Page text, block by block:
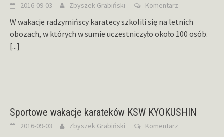
2016-09-03 Zbyszek Grabiński Komentarz
W wakacje radzymińscy karatecy szkolili się na letnich
obozach, w których w sumie uczestniczyło około 100 osób.
[...]
Sportowe wakacje karateków KSW KYOKUSHIN
2016-09-03 Zbyszek Grabiński Komentarz